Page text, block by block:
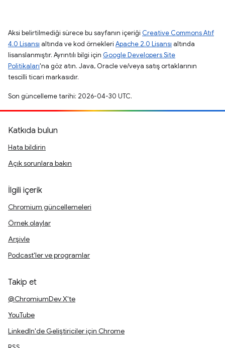
Aksi belirtilmediği sürece bu sayfanın içeriği Creative Commons Atıf
4.0 Lisansı altında ve kod örnekleri Apache 2.0 Lisansı altında
lisanslanmıştır. Ayrıntılı bilgi için Google Developers Site
Politikaları'na göz atın. Java, Oracle ve/veya satış ortaklarının
tescilli ticari markasıdır.
Son güncelleme tarihi: 2026-04-30 UTC.
Katkıda bulun
Hata bildirin
Açık sorunlara bakın
İlgili içerik
Chromium güncellemeleri
Örnek olaylar
Arşivle
Podcast'ler ve programlar
Takip et
@ChromiumDev X'te
YouTube
LinkedIn'de Geliştiriciler için Chrome